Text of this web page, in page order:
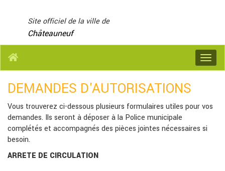
Site officiel de la ville de
Châteauneuf
Menu
DEMANDES D'AUTORISATIONS
Vous trouverez ci-dessous plusieurs formulaires utiles pour vos
demandes. Ils seront à déposer à la Police municipale
complétés et accompagnés des pièces jointes nécessaires si
besoin.
ARRETE DE CIRCULATION